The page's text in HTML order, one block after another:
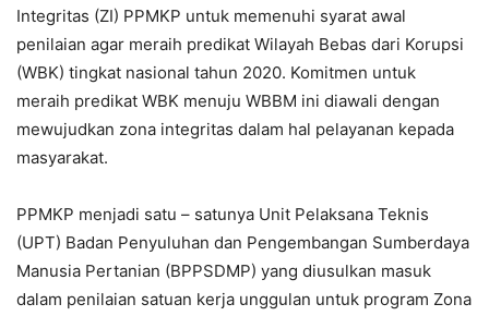
Integritas (ZI) PPMKP untuk memenuhi syarat awal
penilaian agar meraih predikat Wilayah Bebas dari Korupsi
(WBK) tingkat nasional tahun 2020. Komitmen untuk
meraih predikat WBK menuju WBBM ini diawali dengan
mewujudkan zona integritas dalam hal pelayanan kepada
masyarakat.
PPMKP menjadi satu – satunya Unit Pelaksana Teknis
(UPT) Badan Penyuluhan dan Pengembangan Sumberdaya
Manusia Pertanian (BPPSDMP) yang diusulkan masuk
dalam penilaian satuan kerja unggulan untuk program Zona